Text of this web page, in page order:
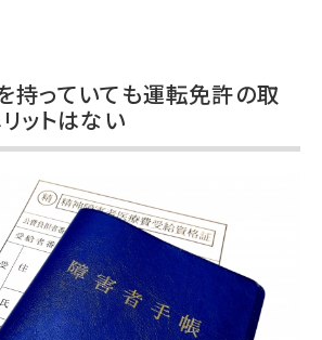
持っていても運転免許の取
ットはない